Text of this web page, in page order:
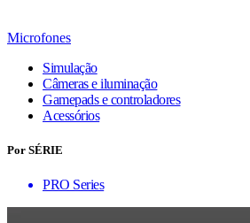
Microfones
Simulação
Câmeras e iluminação
Gamepads e controladores
Acessórios
Por SÉRIE
PRO Series